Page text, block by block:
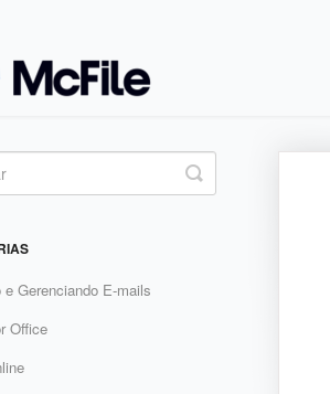
Toggle
Search
e Gerenciando E-mails
Office